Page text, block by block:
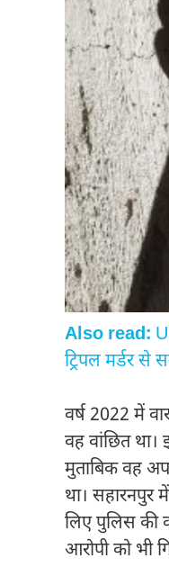
Also read:
ट्रिपल मर्डर से
वर्ष 2022 में
वह वांछित
मुताबिक वह
था। सहारनपुर
लिए पुलिस की
आरोपी को भी